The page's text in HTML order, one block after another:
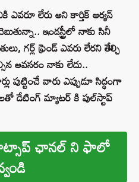
ఎవరూ లేరు అని కార్తిక్ ఆర్యన్
ఇండస్ట్రీలో నాకు సినీ
గర్ల్ ఫ్రెండ్ ఎవరు లేరని తేల్చి
అవసరం నాకు లేదు..
పుట్టించే వారు ఎప్పుడూ సిద్ధంగా
డేటింగ్ మ్యాటర్ కి పుల్‌స్టాప్
ఛానల్ ని ఫాలో